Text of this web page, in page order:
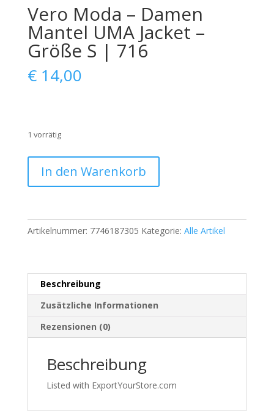
Vero Moda – Damen
Mantel UMA Jacket –
Größe S | 716
€14,00
1 vorrätig
Moda
–
Mantel
UMA
Größe
716
Menge
In den Warenkorb
Artikelnummer: 7746187305 Kategorie: Alle Artikel
Beschreibung
Zusätzliche Informationen
Rezensionen (0)
Beschreibung
Listed with ExportYourStore.com